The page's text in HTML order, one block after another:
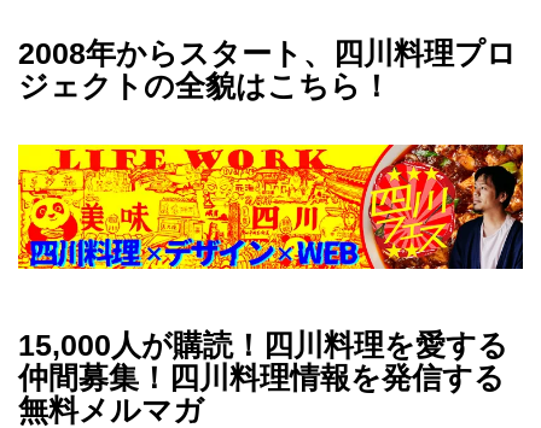
2008年からスタート、四川料理プロ
ジェクトの全貌はこちら！
15,000人が購読！四川料理を愛する
仲間募集！四川料理情報を発信する
無料メルマガ